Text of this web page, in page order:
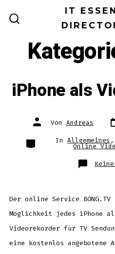
Inhalt
IT
iPhone als
Autor
des Von Andreas
Kategorien
In Allgemeines ,
Online
Keine
Der online Service
Möglichkeit jedes iPhone
Videorekorder für TV
eine kostenlos angebotene